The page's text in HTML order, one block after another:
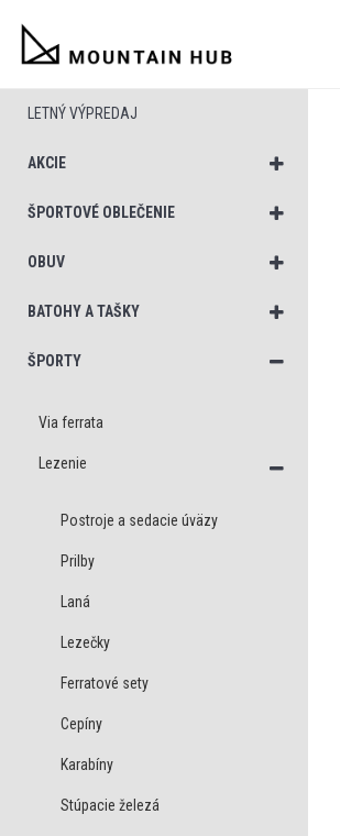
LETNÝ VÝPREDAJ
AKCIE
ŠPORTOVÉ OBLEČENIE
OBUV
BATOHY A TAŠKY
ŠPORTY
Via ferrata
Lezenie
Postroje a sedacie úväzy
Prilby
Laná
Lezečky
Ferratové sety
Cepíny
Karabíny
Stúpacie železá